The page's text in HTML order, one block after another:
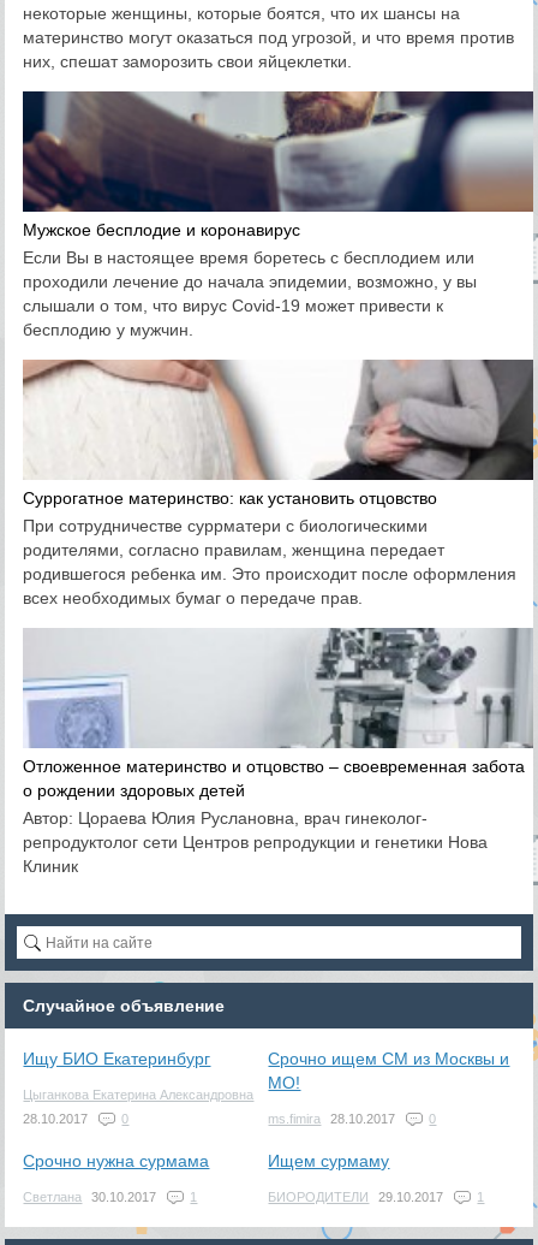
некоторые женщины, которые боятся, что их шансы на
материнство могут оказаться под угрозой, и что время против
них, спешат заморозить свои яйцеклетки.
Мужское бесплодие и коронавирус
Если Вы в настоящее время боретесь с бесплодием или
проходили лечение до начала эпидемии, возможно, у вы
слышали о том, что вирус Covid-19 может привести к
бесплодию у мужчин.
Суррогатное материнство: как установить отцовство
При сотрудничестве суррматери с биологическими
родителями, согласно правилам, женщина передает
родившегося ребенка им. Это происходит после оформления
всех необходимых бумаг о передаче прав.
Отложенное материнство и отцовство – своевременная забота
о рождении здоровых детей
Автор: Цораева Юлия Руслановна, врач гинеколог-
репродуктолог сети Центров репродукции и генетики Нова
Клиник
Случайное объявление
Ищу БИО Екатеринбург
Цыганкова Екатерина Александровна
28.10.2017
0
Срочно ищем СМ из Москвы и
МО!
ms.fimira 28.10.2017 0
Срочно нужна сурмама
Светлана 30.10.2017 1
Ищем сурмаму
БИОРОДИТЕЛИ 29.10.2017 1